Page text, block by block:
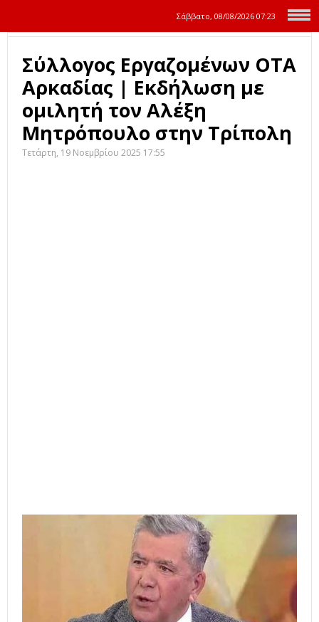
Σάββατο, 08/08/2026 07:23
Σύλλογος Εργαζομένων ΟΤΑ
Αρκαδίας | Εκδήλωση με
ομιλητή τον Αλέξη
Μητρόπουλο στην Τρίπολη
Τετάρτη, 19 Νοεμβρίου 2025 17:55